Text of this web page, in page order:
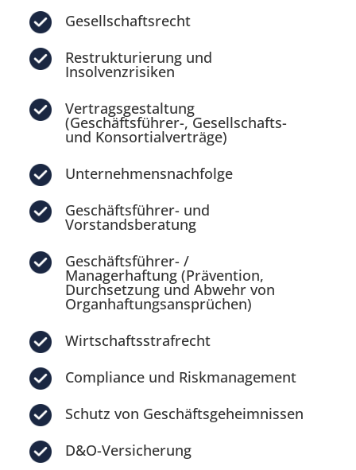
Gesellschaftsrecht
Restrukturierung und
Insolvenzrisiken
Vertragsgestaltung
(Geschäftsführer-, Gesellschafts-
und Konsortialverträge)
Unternehmensnachfolge
Geschäftsführer- und
Vorstandsberatung
Geschäftsführer- /
Managerhaftung (Prävention,
Durchsetzung und Abwehr von
Organhaftungsansprüchen)
Wirtschaftsstrafrecht
Compliance und Riskmanagement
Schutz von Geschäftsgeheimnissen
D&O-Versicherung